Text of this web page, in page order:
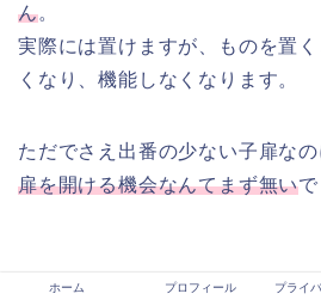
ん。
実際には置けますが、ものを置
くなり、機能しなくなります。
ただでさえ出番の少ない子扉なの
扉を開ける機会なんてまず無いで
ホーム プロフィール プライ